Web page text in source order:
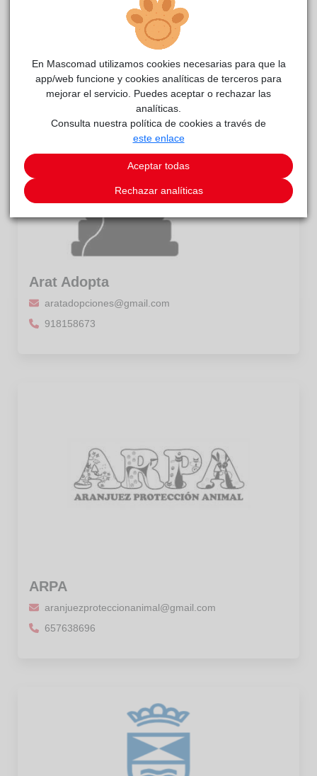
Arat Adopta
aratadopciones@gmail.com
918158673
ARPA
aranjuezproteccionanimal@gmail.com
657638696
En Mascomad utilizamos cookies necesarias para que la
app/web funcione y cookies analíticas de terceros para
mejorar el servicio. Puedes aceptar o rechazar las
analíticas.
Consulta nuestra política de cookies a través de
este enlace
Aceptar todas
Rechazar analíticas